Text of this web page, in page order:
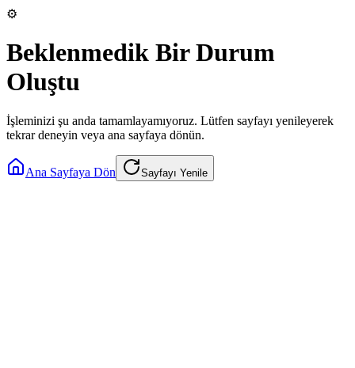
⚙️
Beklenmedik Bir Durum
Oluştu
İşleminizi şu anda tamamlayamıyoruz. Lütfen sayfayı yenileyerek
tekrar deneyin veya ana sayfaya dönün.
Ana Sayfaya Dön Sayfayı Yenile